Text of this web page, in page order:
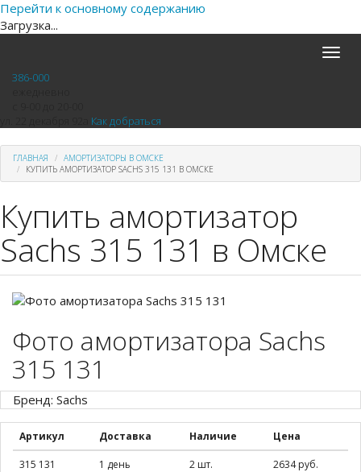
Перейти к основному содержанию
Загрузка...
Toggle
386-000
Как добраться
ГЛАВНАЯ
АМОРТИЗАТОРЫ В ОМСКЕ
КУПИТЬ АМОРТИЗАТОР SACHS 315 131 В ОМСКЕ
Купить амортизатор
Sachs 315 131 в Омске
Фото амортизатора Sachs
315 131
Бренд: Sachs
Артикул Доставка Наличие Цена
315 131 1 день 2 шт. 2634 руб.